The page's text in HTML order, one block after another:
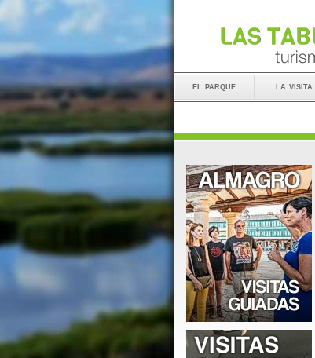
el parque la visita